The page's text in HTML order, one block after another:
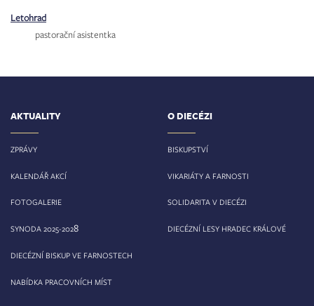
Letohrad
pastorační asistentka
AKTUALITY
ZPRÁVY
KALENDÁŘ AKCÍ
FOTOGALERIE
SYNODA 2025-2028
DIECÉZNÍ BISKUP VE FARNOSTECH
NABÍDKA PRACOVNÍCH MÍST
O DIECÉZI
BISKUPSTVÍ
VIKARIÁTY A FARNOSTI
SOLIDARITA V DIECÉZI
DIECÉZNÍ LESY HRADEC KRÁLOVÉ